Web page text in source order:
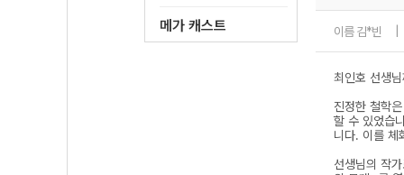
메가 캐스트